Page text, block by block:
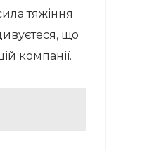
тяжіння
що
компанії.